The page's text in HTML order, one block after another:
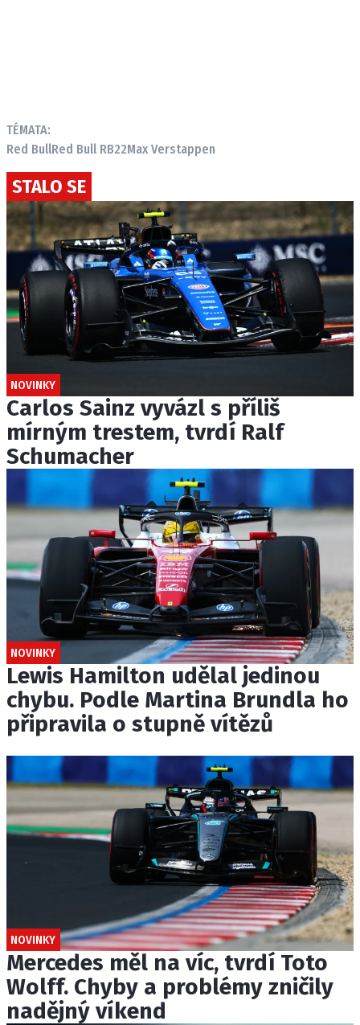
TÉMATA:
Red BullRed Bull RB22Max Verstappen
STALO SE
NOVINKY
Carlos Sainz vyvázl s příliš
mírným trestem, tvrdí Ralf
Schumacher
NOVINKY
Lewis Hamilton udělal jedinou
chybu. Podle Martina Brundla ho
připravila o stupně vítězů
NOVINKY
Mercedes měl na víc, tvrdí Toto
Wolff. Chyby a problémy zničily
nadějný víkend